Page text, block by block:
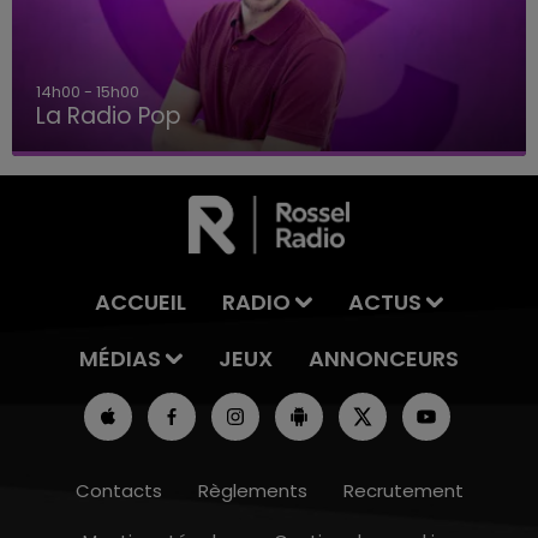
15h00 - 19h00
Le Club Champagne FM
ACCUEIL RADIO
ACTUS
MÉDIAS
JEUX ANNONCEURS
Contacts Règlements
Recrutement